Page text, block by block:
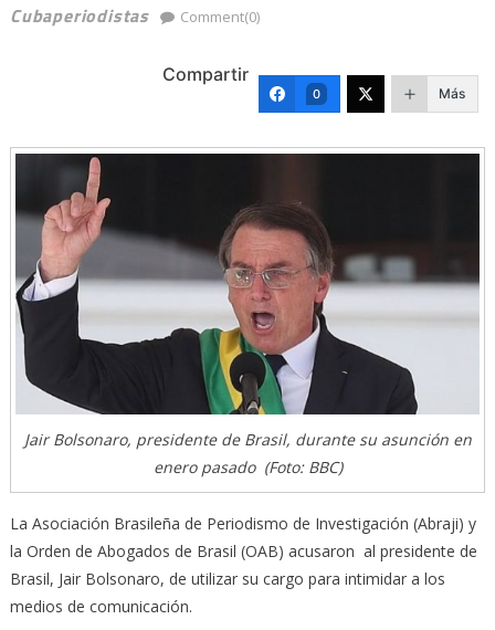
Cubaperiodistas
Comment(0)
Compartir
0 Más
Jair Bolsonaro, presidente de Brasil, durante su asunción en
enero pasado (Foto: BBC)
La Asociación Brasileña de Periodismo de Investigación (Abraji) y
la Orden de Abogados de Brasil (OAB) acusaron al presidente de
Brasil, Jair Bolsonaro, de utilizar su cargo para intimidar a los
medios de comunicación.